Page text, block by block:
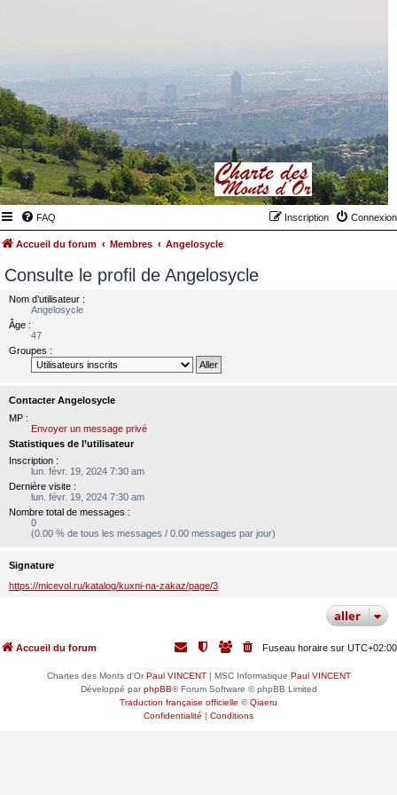
FAQ Connexion
Inscription
Accueil du forum Membres Angelosycle
Consulte le profil de Angelosycle
Nom d’utilisateur :
Angelosycle
Âge :
47
Groupes :
Contacter Angelosycle
MP :
Envoyer un message privé
Statistiques de l’utilisateur
Inscription :
lun. févr. 19, 2024 7:30 am
Dernière visite :
lun. févr. 19, 2024 7:30 am
Nombre total de messages :
0
(0.00 % de tous les messages / 0.00 messages par jour)
Signature
https://micevol.ru/katalog/kuxni-na-zakaz/page/3
aller
Accueil du forum Fuseau horaire sur UTC+02:00
Chartes des Monts d'OrPaul VINCENT| MSC Informatique Paul VINCENT
Développé parphpBB® Forum Software © phpBB Limited
Traduction française officielle ©Qiaeru
Confidentialité | Conditions